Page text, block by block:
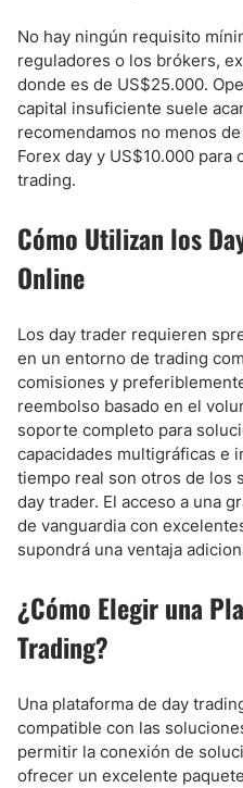
No hay ningún requisito
reguladores o los brókers,
donde es de US$25.000.
capital insuficiente suele
recomendamos no menos
Forex day y US$10.000
trading.
Cómo Utilizan los
Online
Los day trader requieren
en un entorno de trading
comisiones y
reembolso basado en el
soporte completo para
capacidades multigráficas e
tiempo real son otros de los
day trader. El acceso a una
de vanguardia con
supondrá una ventaja
¿Cómo Elegir una
Trading?
Una plataforma de day
compatible con las
permitir la conexión de
ofrecer un excelente